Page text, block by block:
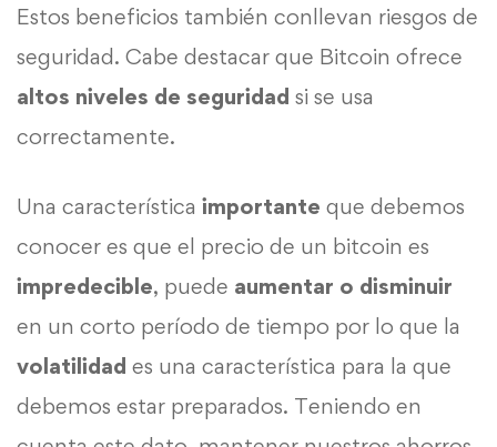
Estos beneficios también conllevan riesgos de
seguridad. Cabe destacar que Bitcoin ofrece
altos niveles de seguridad si se usa
correctamente.
Una característica importante que debemos
conocer es que el precio de un bitcoin es
impredecible, puede aumentar o disminuir
en un corto período de tiempo por lo que la
volatilidad es una característica para la que
debemos estar preparados. Teniendo en